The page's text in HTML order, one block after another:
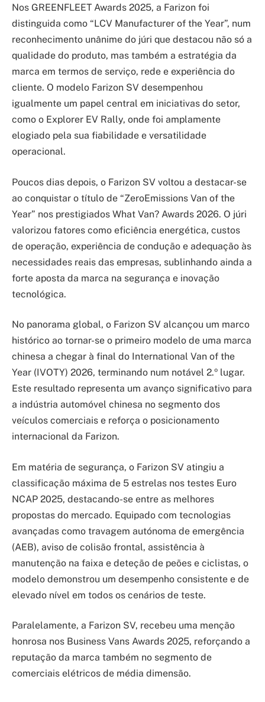
Nos GREENFLEET Awards 2025, a Farizon foi
distinguida como “LCV Manufacturer of the Year”, num
reconhecimento unânime do júri que destacou não só a
qualidade do produto, mas também a estratégia da
marca em termos de serviço, rede e experiência do
cliente. O modelo Farizon SV desempenhou
igualmente um papel central em iniciativas do setor,
como o Explorer EV Rally, onde foi amplamente
elogiado pela sua fiabilidade e versatilidade
operacional.
Poucos dias depois, o Farizon SV voltou a destacar-se
ao conquistar o título de “ZeroEmissions Van of the
Year” nos prestigiados What Van? Awards 2026. O júri
valorizou fatores como eficiência energética, custos
de operação, experiência de condução e adequação às
necessidades reais das empresas, sublinhando ainda a
forte aposta da marca na segurança e inovação
tecnológica.
No panorama global, o Farizon SV alcançou um marco
histórico ao tornar-se o primeiro modelo de uma marca
chinesa a chegar à final do International Van of the
Year (IVOTY) 2026, terminando num notável 2.º lugar.
Este resultado representa um avanço significativo para
a indústria automóvel chinesa no segmento dos
veículos comerciais e reforça o posicionamento
internacional da Farizon.
Em matéria de segurança, o Farizon SV atingiu a
classificação máxima de 5 estrelas nos testes Euro
NCAP 2025, destacando-se entre as melhores
propostas do mercado. Equipado com tecnologias
avançadas como travagem autónoma de emergência
(AEB), aviso de colisão frontal, assistência à
manutenção na faixa e deteção de peões e ciclistas, o
modelo demonstrou um desempenho consistente e de
elevado nível em todos os cenários de teste.
Paralelamente, a Farizon SV, recebeu uma menção
honrosa nos Business Vans Awards 2025, reforçando a
reputação da marca também no segmento de
comerciais elétricos de média dimensão.